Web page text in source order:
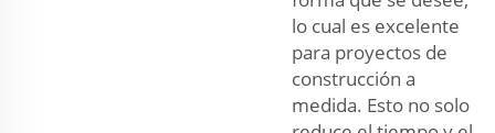
lo cual es excelente
para proyectos de
construcción a
medida. Esto no solo